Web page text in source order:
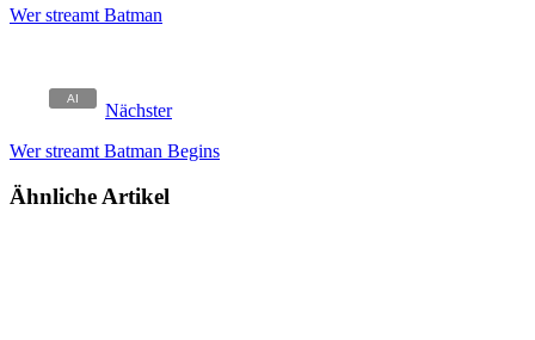
Wer streamt Batman
Nächster
Wer streamt Batman Begins
Ähnliche Artikel